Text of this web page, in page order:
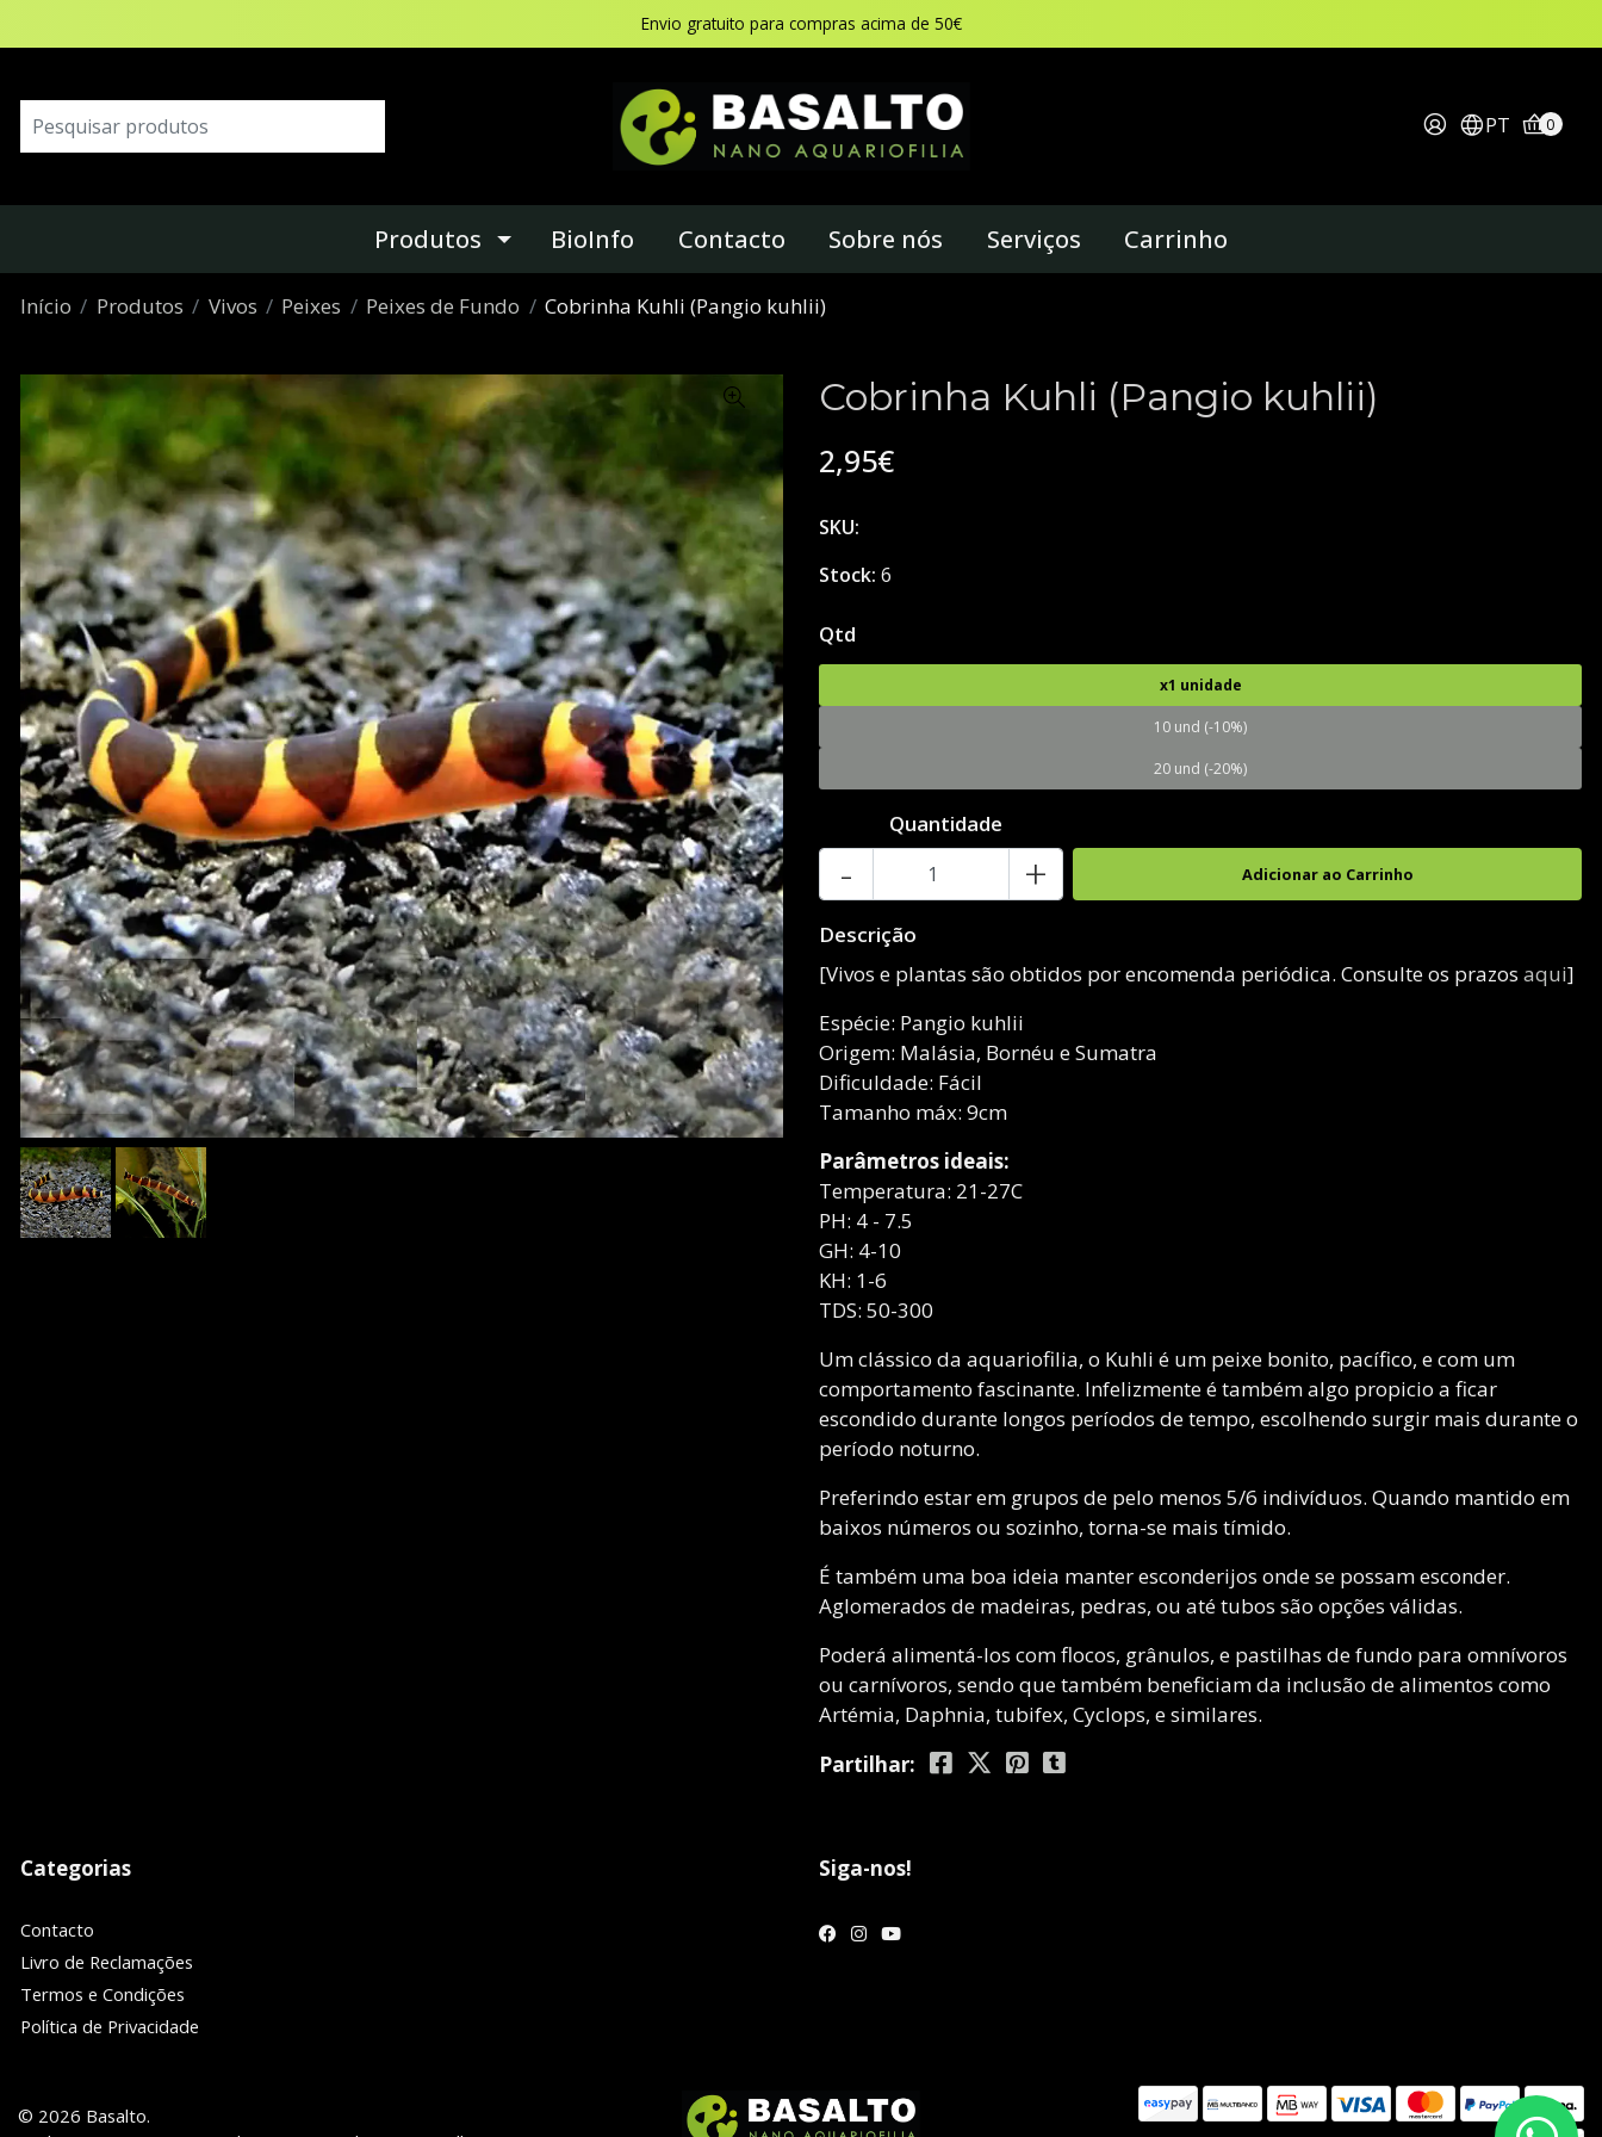
Envio gratuito para compras acima de 50€
PT 0
Produtos BioInfo Contacto Sobre nós Serviços Carrinho
Início Produtos Vivos Peixes Peixes de Fundo Cobrinha Kuhli (Pangio kuhlii)
Cobrinha Kuhli (Pangio kuhlii)
2,95€
SKU:
Stock: 6
Qtd
x1 unidade
10 und (-10%)
20 und (-20%)
Quantidade
- +
Descrição
[Vivos e plantas são obtidos por encomenda periódica. Consulte os prazos aqui]
Espécie: Pangio kuhlii
Origem: Malásia, Bornéu e Sumatra
Dificuldade: Fácil
Tamanho máx: 9cm
Parâmetros ideais:
Temperatura: 21-27C
PH: 4 - 7.5
GH: 4-10
KH: 1-6
TDS: 50-300
Um clássico da aquariofilia, o Kuhli é um peixe bonito, pacífico, e com um
comportamento fascinante. Infelizmente é também algo propicio a ficar
escondido durante longos períodos de tempo, escolhendo surgir mais durante o
período noturno.
Preferindo estar em grupos de pelo menos 5/6 indivíduos. Quando mantido em
baixos números ou sozinho, torna-se mais tímido.
É também uma boa ideia manter esconderijos onde se possam esconder.
Aglomerados de madeiras, pedras, ou até tubos são opções válidas.
Poderá alimentá-los com flocos, grânulos, e pastilhas de fundo para omnívoros
ou carnívoros, sendo que também beneficiam da inclusão de alimentos como
Artémia, Daphnia, tubifex, Cyclops, e similares.
Partilhar:
Categorias
Contacto
Livro de Reclamações
Termos e Condições
Política de Privacidade
Siga-nos!
© 2026 Basalto.